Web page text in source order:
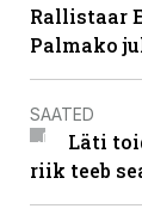
Rallistaar
Palmako
SAATED
Läti
riik teeb